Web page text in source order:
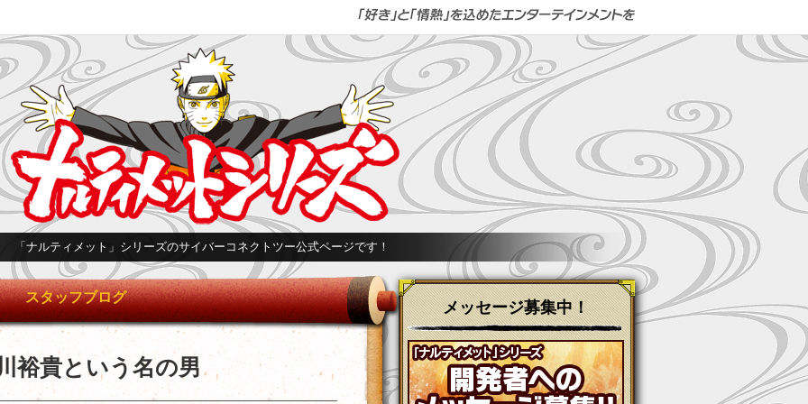
「ナルティメット」シリーズのサイバーコネクトツー公式ページです！
スタッフブログ
裕貴という名の男
メッセージ募集中！